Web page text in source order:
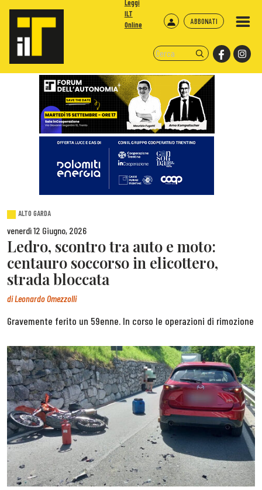
ABBONATI
Leggi
ILT
Online
ALTO GARDA
venerdì 12 Giugno, 2026
Ledro, scontro tra auto e moto:
centauro soccorso in elicottero,
strada bloccata
diLeonardo Omezzolli
Gravemente ferito un 59enne. In corso le operazioni di rimozione